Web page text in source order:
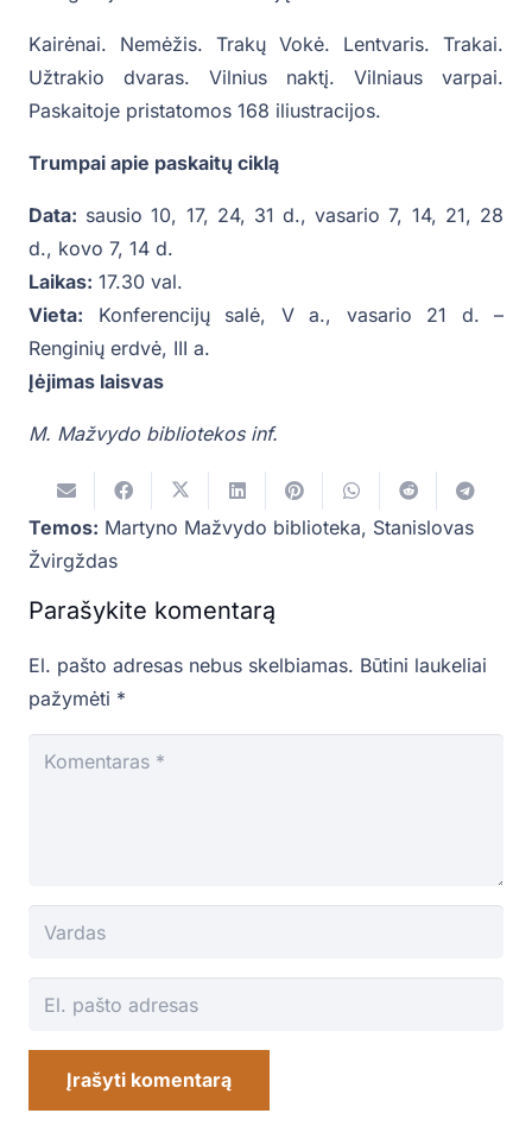
Kairėnai. Nemėžis. Trakų Vokė. Lentvaris. Trakai.
Užtrakio dvaras. Vilnius naktį. Vilniaus varpai.
Paskaitoje pristatomos 168 iliustracijos.
Trumpai apie paskaitų ciklą
Data: sausio 10, 17, 24, 31 d., vasario 7, 14, 21, 28
d., kovo 7, 14 d.
Laikas: 17.30 val.
Vieta: Konferencijų salė, V a., vasario 21 d. –
Renginių erdvė, III a.
Įėjimas laisvas
M. Mažvydo bibliotekos inf.
Temos: Martyno Mažvydo biblioteka, Stanislovas
Žvirgždas
Parašykite komentarą
El. pašto adresas nebus skelbiamas. Būtini laukeliai
pažymėti *
Įrašyti komentarą